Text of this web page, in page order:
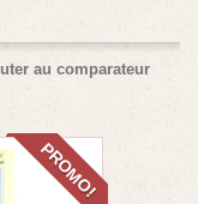
au comparateur
PROMO!